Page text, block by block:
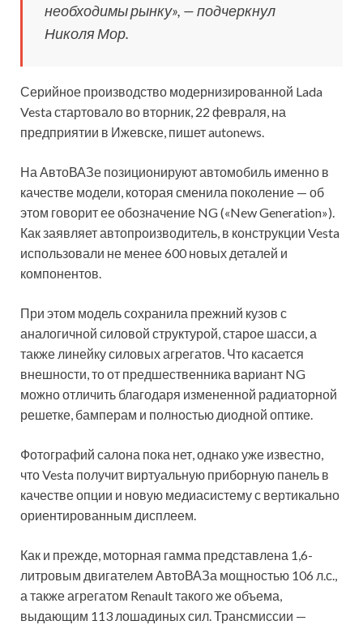
необходимы рынку», — подчеркнул
Николя Мор.
Серийное производство модернизированной Lada
Vesta стартовало во вторник, 22 февраля, на
предприятии в Ижевске, пишет autonews.
На АвтоВАЗе позиционируют автомобиль именно в
качестве модели, которая сменила поколение — об
этом говорит ее обозначение NG («New Generation»).
Как заявляет автопроизводитель, в конструкции Vesta
использовали не менее 600 новых деталей и
компонентов.
При этом модель сохранила прежний кузов с
аналогичной силовой структурой, старое шасси, а
также линейку силовых агрегатов. Что касается
внешности, то от предшественника вариант NG
можно отличить благодаря измененной радиаторной
решетке, бамперам и полностью диодной оптике.
Фотографий салона пока нет, однако уже известно,
что Vesta получит виртуальную приборную панель в
качестве опции и новую медиасистему с вертикально
ориентированным дисплеем.
Как и прежде, моторная гамма представлена 1,6-
литровым двигателем АвтоВАЗа мощностью 106 л.с.,
а также агрегатом Renault такого же объема,
выдающим 113 лошадиных сил. Трансмиссии —